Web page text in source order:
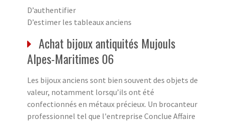
D’authentifier
D’estimer les tableaux anciens
Achat bijoux antiquités Mujouls
Alpes-Maritimes 06
Les bijoux anciens sont bien souvent des objets de
valeur, notamment lorsqu’ils ont été
confectionnés en métaux précieux. Un brocanteur
professionnel tel que l'entreprise Conclue Affaire